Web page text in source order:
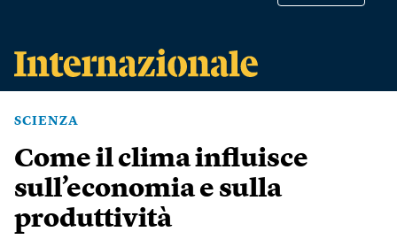
SCIENZA
Come il clima influisce
sull’economia e sulla
produttività